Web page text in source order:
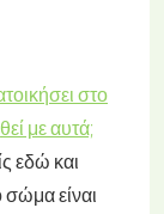
στο
με αυτά;
εδώ και
είναι